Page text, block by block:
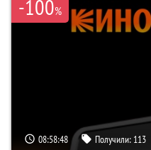
-100%
08:58:47 Получили: 113